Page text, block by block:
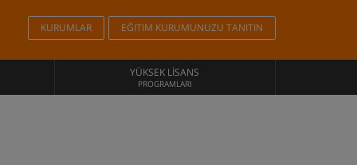
KURUMLAR EĞITIM KURUMUNUZU TANITIN
YÜKSEK LISANS
PROGRAMLARI